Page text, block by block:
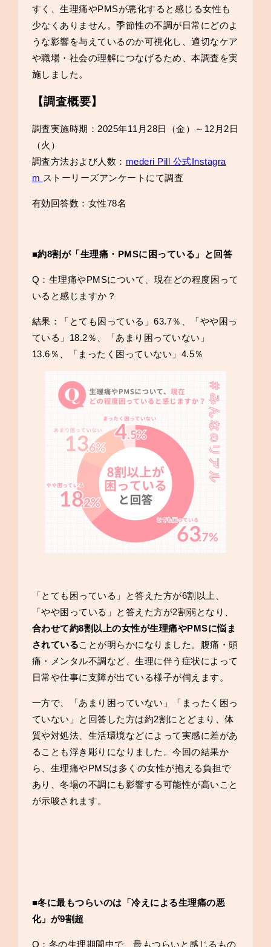
すく、生理痛やPMSが悪化すると感じる女性も
少なくありません。季節性の不調が日常にどのよ
うな影響を与えているのか可視化し、適切なケア
や職場・社会の理解につなげるため、本調査を実
施しました。
【調査概要】
調査実施時期：2025年11月28日（金）～12月2日
（火）
調査方法および人数： mederi Pill 公式Instagra
m ストーリーズアンケートにて調査
有効回答数：女性78名
■約8割が「生理痛・PMSに困っている」と回答
Q：生理痛やPMSについて、現在どの程度困って
いると感じますか？
結果：「とても困っている」63.7％、「やや困っ
ている」18.2％、「あまり困っていない」
13.6％、「まったく困っていない」4.5％
「とても困っている」と答えた方が6割以上、
「やや困っている」と答えた方が2割弱となり、
合わせて約8割以上の女性が生理痛やPMSに悩ま
されていることが明らかになりました。腹痛・頭
痛・メンタル不調など、生理に伴う症状によって
日常や仕事に支障が出ている様子が伺えます。
一方で、「あまり困っていない」「まったく困っ
ていない」と回答した方は約2割にとどまり、体
質や対処法、生活環境などによって実感に差があ
ることも浮き彫りになりました。今回の結果か
ら、生理痛やPMSは多くの女性が抱える負担で
あり、冬場の不調にも影響する可能性が高いこと
が示唆されます。
■冬に最もつらいのは「冷えによる生理痛の悪
化」が9割超
Q：冬の生理期間中で、最もつらいと感じるもの